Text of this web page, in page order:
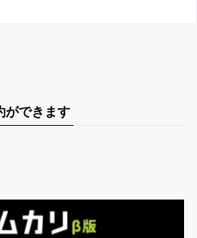
ができます